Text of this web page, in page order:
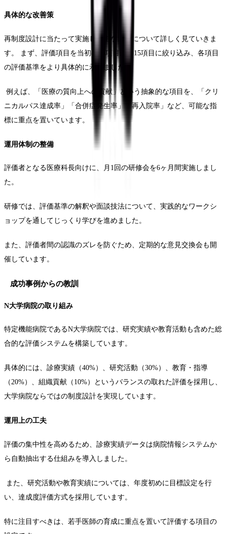
具体的な改善策
再制度設計に当たって実施した主な対策について詳しく見ていきま
す。 まず、評価項目を当初の25項目から15項目に絞り込み、各項目
の評価基準をより具体的に示しました。
例えば、「医療の質向上への貢献」という抽象的な項目を、「クリ
ニカルパス達成率」「合併症発生率」「再入院率」など、可能な指
標に重点を置いています。
運用体制の整備
評価者となる医療科長向けに、月1回の研修会を6ヶ月間実施しまし
た。
研修では、評価基準の解釈や面談技法について、実践的なワークシ
ョップを通してじっくり学びを進めました。
また、評価者間の認識のズレを防ぐため、定期的な意見交換会も開
催しています。
成功事例からの教訓
N大学病院の取り組み
特定機能病院であるN大学病院では、研究実績や教育活動も含めた総
合的な評価システムを構築しています。
具体的には、診療実績（40%）、研究活動（30%）、教育・指導
（20%）、組織貢献（10%）というバランスの取れた評価を採用し、
大学病院ならではの制度設計を実現しています。
運用上の工夫
評価の集中性を高めるため、診療実績データは病院情報システムか
ら自動抽出する仕組みを導入しました。
また、研究活動や教育実績については、年度初めに目標設定を行
い、達成度評価方式を採用しています。
特に注目すべきは、若手医師の育成に重点を置いて評価する項目の